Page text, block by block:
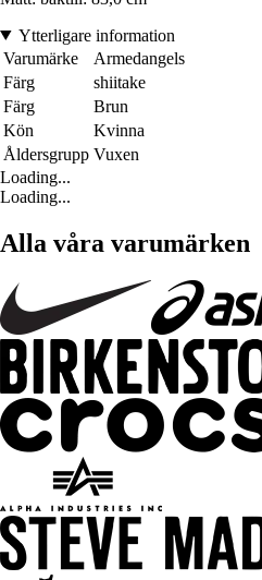
Ytterligare information
Varumärke
Armedangels
Färg
shiitake
Färg
Brun
Kön
Kvinna
Åldersgrupp Vuxen
Loading...
Loading...
Alla våra varumärken